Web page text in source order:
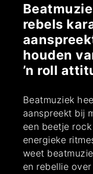
rebels
houden
’n roll
Beatmuziek
aanspreekt bij
een beetje
energieke
weet
en rebellie